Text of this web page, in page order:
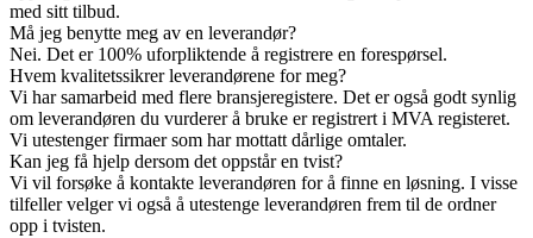
med sitt tilbud.
Må jeg benytte meg av en leverandør?
Nei. Det er 100% uforpliktende å registrere en forespørsel.
Hvem kvalitetssikrer leverandørene for meg?
Vi har samarbeid med flere bransjeregistere. Det er også godt synlig
om leverandøren du vurderer å bruke er registrert i MVA registeret.
Vi utestenger firmaer som har mottatt dårlige omtaler.
Kan jeg få hjelp dersom det oppstår en tvist?
Vi vil forsøke å kontakte leverandøren for å finne en løsning. I visse
tilfeller velger vi også å utestenge leverandøren frem til de ordner
opp i tvisten.